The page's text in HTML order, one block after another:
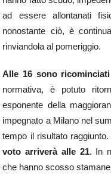
ad essere allontanati
nonostante ciò, è
rinviandola al pomeriggio.
Alle 16 sono
normativa, è potuto
esponente della
impegnato a Milano nel
tempo il risultato
voto arriverà alle 21. In
che hanno scosso